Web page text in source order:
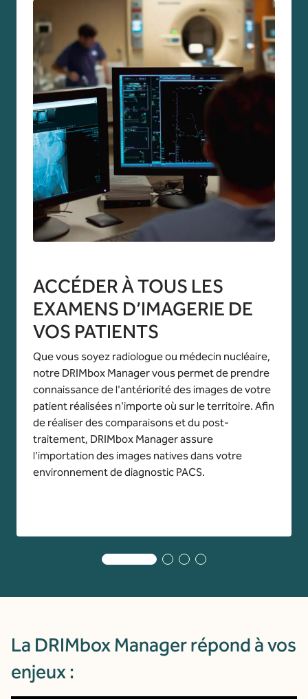
ACCÉDER À TOUS LES
EXAMENS D’IMAGERIE DE
VOS PATIENTS
Que vous soyez radiologue ou médecin nucléaire,
notre DRIMbox Manager vous permet de prendre
connaissance de l'antériorité des images de votre
patient réalisées n'importe où sur le territoire. Afin
de réaliser des comparaisons et du post-
traitement, DRIMbox Manager assure
l'importation des images natives dans votre
environnement de diagnostic PACS.
La DRIMbox Manager répond à vos
enjeux :